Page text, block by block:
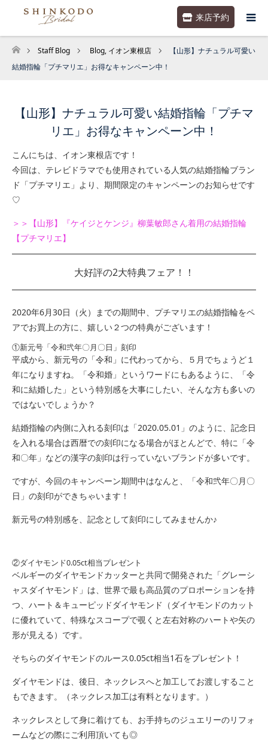
来店予約
ホーム
Staff Blog Blog, イオン東根店
【山形】ナチュラル可愛い
結婚指輪「プチマリエ」お得なキャンペーン中！
【山形】ナチュラル可愛い結婚指輪「プチマ
リエ」お得なキャンペーン中！
こんにちは、イオン東根店です！
今回は、テレビドラマでも使用されている人気の結婚指輪ブラン
ド「プチマリエ」より、期間限定のキャンペーンのお知らせです
♡
＞＞【山形】『ケイジとケンジ』柳葉敏郎さん着用の結婚指輪
【プチマリエ】
大好評の2大特典フェア！！
2020年6月30日（火）までの期間中、プチマリエの結婚指輪をペ
アでお買上の方に、嬉しい２つの特典がございます！
①新元号「令和弐年〇月〇日」刻印
平成から、新元号の「令和」に代わってから、５月でちょうど１
年になりますね。「令和婚」というワードにもあるように、「令
和に結婚した」という特別感を大事にしたい、そんな方も多いの
ではないでしょうか？
結婚指輪の内側に入れる刻印は「2020.05.01」のように、記念日
を入れる場合は西暦での刻印になる場合がほとんどで、特に「令
和〇年」などの漢字の刻印は行っていないブランドが多いです。
ですが、今回のキャンペーン期間中はなんと、「令和弐年〇月〇
日」の刻印ができちゃいます！
新元号の特別感を、記念として刻印にしてみませんか♪
②ダイヤモンド0.05ct相当プレゼント
ベルギーのダイヤモンドカッターと共同で開発された「グレーシ
ャスダイヤモンド」は、世界で最も高品質のプロポーションを持
つ、ハート＆キューピッドダイヤモンド（ダイヤモンドのカット
に優れていて、特殊なスコープで覗くと左右対称のハートや矢の
形が見える）です。
そちらのダイヤモンドのルース0.05ct相当1石をプレゼント！
ダイヤモンドは、後日、ネックレスへと加工してお渡しすること
もできます。（ネックレス加工は有料となります。）
ネックレスとして身に着けても、お手持ちのジュエリーのリフォ
ームなどの際にご利用頂いても◎